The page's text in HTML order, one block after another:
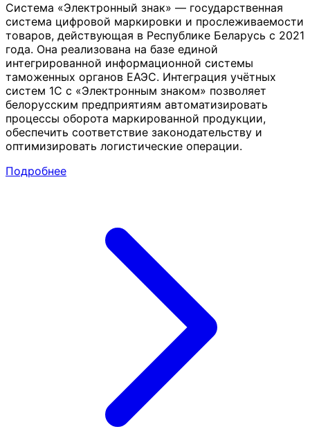
Система «Электронный знак» — государственная
система цифровой маркировки и прослеживаемости
товаров, действующая в Республике Беларусь с 2021
года. Она реализована на базе единой
интегрированной информационной системы
таможенных органов ЕАЭС. Интеграция учётных
систем 1С с «Электронным знаком» позволяет
белорусским предприятиям автоматизировать
процессы оборота маркированной продукции,
обеспечить соответствие законодательству и
оптимизировать логистические операции.
Подробнее